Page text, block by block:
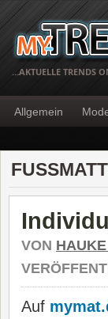
…AKTUELLE TRENDS
Allgemein
VON
Auf